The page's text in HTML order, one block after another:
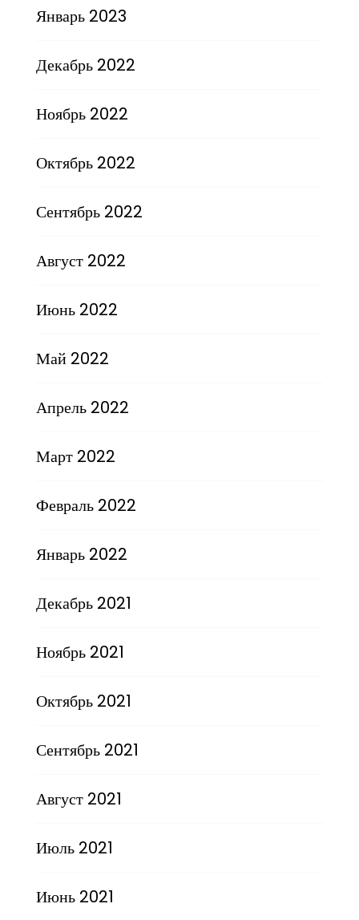
Январь 2023
Декабрь 2022
Ноябрь 2022
Октябрь 2022
Сентябрь 2022
Август 2022
Июнь 2022
Май 2022
Апрель 2022
Март 2022
Февраль 2022
Январь 2022
Декабрь 2021
Ноябрь 2021
Октябрь 2021
Сентябрь 2021
Август 2021
Июль 2021
Июнь 2021